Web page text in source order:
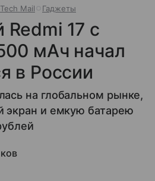
Mail Гаджеты
17 с
мАч начал
в России
на глобальном рынке,
экран и емкую батарею